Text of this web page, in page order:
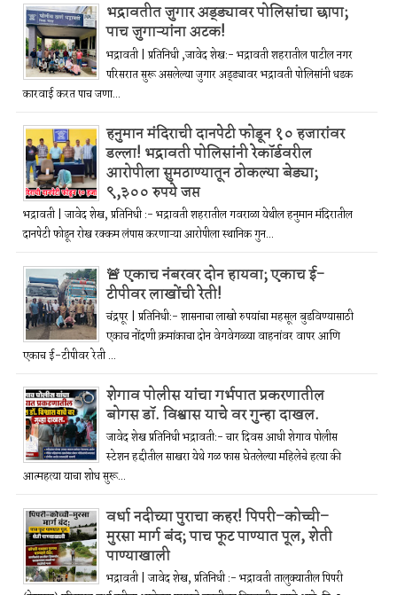
भद्रावतीत जुगार अड्ड्यावर पोलिसांचा छापा;
पाच जुगाऱ्यांना अटक!
भद्रावती | प्रतिनिधी ,जावेद शेख:- भद्रावती शहरातील पाटील नगर
परिसरात सुरू असलेल्या जुगार अड्ड्यावर भद्रावती पोलिसांनी धडक
कारवाई करत पाच जणा...
हनुमान मंदिराची दानपेटी फोडून १० हजारांवर
डल्ला! भद्रावती पोलिसांनी रेकॉर्डवरील
आरोपीला सुमठाण्यातून ठोकल्या बेड्या;
९,३०० रुपये जप्त
भद्रावती | जावेद शेख, प्रतिनिधी :- भद्रावती शहरातील गवराळा येथील हनुमान मंदिरातील
दानपेटी फोडून रोख रक्कम लंपास करणाऱ्या आरोपीला स्थानिक गुन...
🚨 एकाच नंबरवर दोन हायवा; एकाच ई-
टीपीवर लाखोंची रेती!
चंद्रपूर | प्रतिनिधी:- शासनाचा लाखो रुपयांचा महसूल बुडविण्यासाठी
एकाच नोंदणी क्रमांकाचा दोन वेगवेगळ्या वाहनांवर वापर आणि
एकाच ई-टीपीवर रेती ...
शेगाव पोलीस यांचा गर्भपात प्रकरणातील
बोगस डॉ. विश्वास याचे वर गुन्हा दाखल.
जावेद शेख प्रतिनिधी भद्रावती:- चार दिवस आधी शेगाव पोलीस
स्टेशन हद्दीतील साखरा येथे गळ फास घेतलेल्या महिलेचे हत्या की
आत्महत्या याचा शोध सुरू...
वर्धा नदीच्या पुराचा कहर! पिपरी–कोच्ची–
मुरसा मार्ग बंद; पाच फूट पाण्यात पूल, शेती
पाण्याखाली
भद्रावती | जावेद शेख, प्रतिनिधी :- भद्रावती तालुक्यातील पिपरी